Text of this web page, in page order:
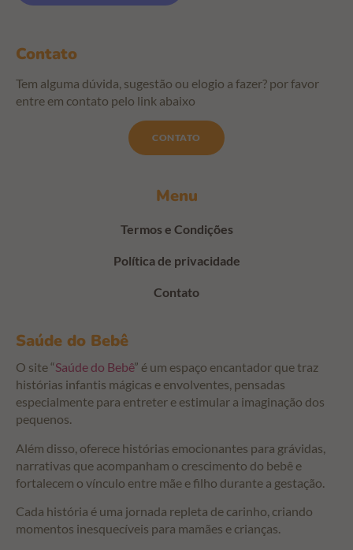
Saúde do Bebê
O site “Saúde do Bebê” é um espaço encantador que traz
histórias infantis mágicas e envolventes, pensadas
especialmente para entreter e estimular a imaginação dos
pequenos.
Além disso, oferece histórias emocionantes para grávidas,
narrativas que acompanham o crescimento do bebê e
fortalecem o vínculo entre mãe e filho durante a gestação.
Cada história é uma jornada repleta de carinho, criando
momentos inesquecíveis para mamães e crianças.
Menu
Termos e Condições
Política de privacidade
Contato
Contato
Tem alguma dúvida, sugestão ou elogio a fazer? por favor
entre em contato pelo link abaixo
CONTATO